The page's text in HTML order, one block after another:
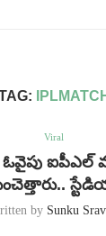
Viral
ఐపీఎల్
by Sunku